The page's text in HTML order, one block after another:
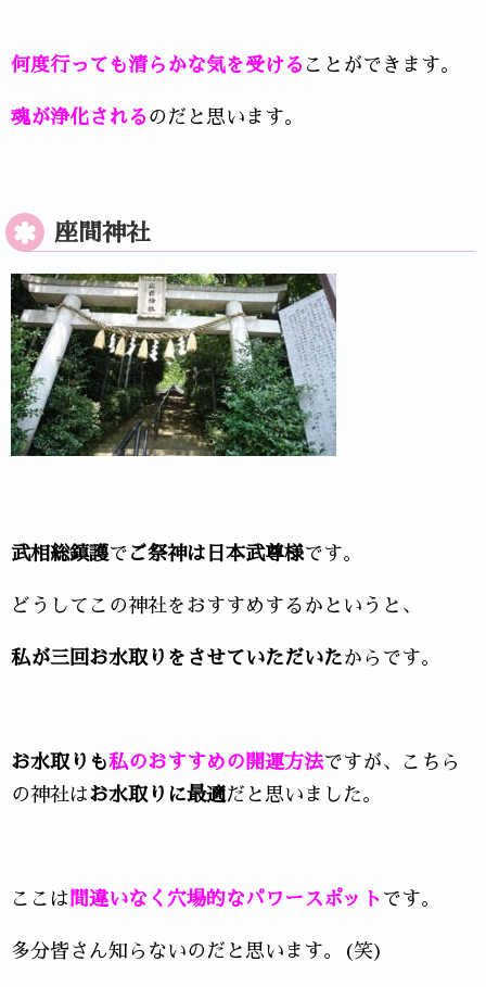
何度行っても清らかな気を受ける ことができます。
魂が浄化される のだと思います。
座間神社
武相総鎮護で ご祭神は日本武尊様です。
どうしてこの神社をおすすめするかというと、
私が三回お水取りをさせていただいたからです。
お水取りも私のおすすめの開運方法ですが、こちら
の神社はお水取りに最適だと思いました。
ここは 間違いなく穴場的なパワースポット です。
多分皆さん知らないのだと思います。(笑)